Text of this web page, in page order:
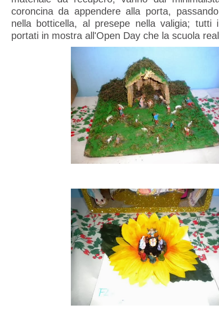
coroncina da appendere alla porta,
nella botticella, al presepe nella valigia; tutti
portati in mostra all'Open Day che la scuola